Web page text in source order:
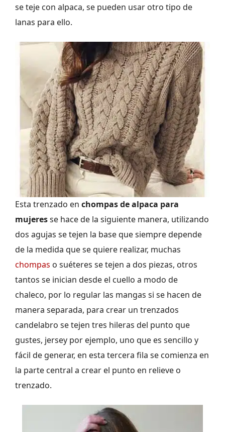
se teje con alpaca, se pueden usar otro tipo de
lanas para ello.
Esta trenzado en chompas de alpaca para
mujeresse hace de la siguiente manera, utilizando
dos agujas se tejen la base que siempre depende
de la medida que se quiere realizar, muchas
chompas o suéteres se tejen a dos piezas, otros
tantos se inician desde el cuello a modo de
chaleco, por lo regular las mangas si se hacen de
manera separada, para crear un trenzados
candelabro se tejen tres hileras del punto que
gustes, jersey por ejemplo, uno que es sencillo y
fácil de generar, en esta tercera fila se comienza en
la parte central a crear el punto en relieve o
trenzado.